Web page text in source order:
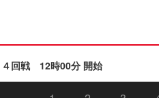
回戦 12時00分 開始